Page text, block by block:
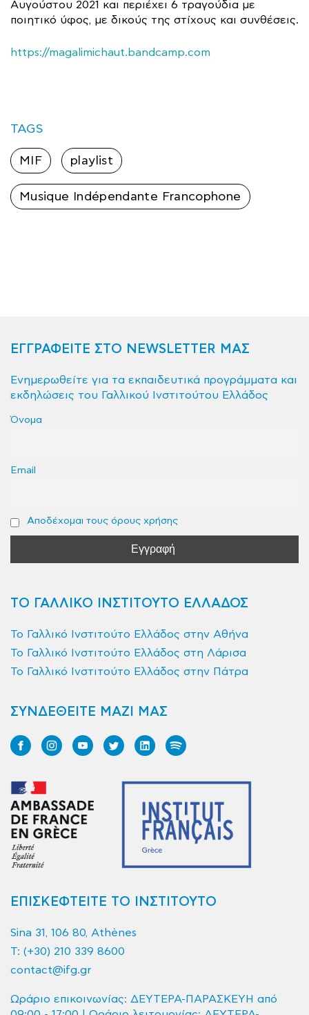
Αυγούστου 2021 και περιέχει 6 τραγούδια με
ποιητικό ύφος, με δικούς της στίχους και συνθέσεις.
https://magalimichaut.bandcamp.com
TAGS
MIF playlist
Musique Indépendante Francophone
ΕΓΓΡΑΦΕΙΤΕ ΣΤΟ NEWSLETTER ΜΑΣ
Ενημερωθείτε για τα εκπαιδευτικά προγράμματα και
εκδηλώσεις του Γαλλικού Ινστιτούτου Ελλάδος
Όνομα
Email
Αποδέχομαι τους όρους χρήσης
ΤΟ ΓΑΛΛΙΚΟ ΙΝΣΤΙΤΟΥΤΟ ΕΛΛΑΔΟΣ
Το Γαλλικό Ινστιτούτο Ελλάδος στην Αθήνα
Το Γαλλικό Ινστιτούτο Ελλάδος στη Λάρισα
Το Γαλλικό Ινστιτούτο Ελλάδος στην Πάτρα
ΣΥΝΔΕΘΕΙΤΕ ΜΑΖΙ ΜΑΣ
ΕΠΙΣΚΕΦΤΕΙΤΕ ΤΟ ΙΝΣΤΙΤΟΥΤΟ
Sina 31, 106 80, Athènes
T: (+30) 210 339 8600
contact@ifg.gr
Ωράριο επικοινωνίας: ΔΕΥΤΕΡΑ-ΠΑΡΑΣΚΕΥΗ από